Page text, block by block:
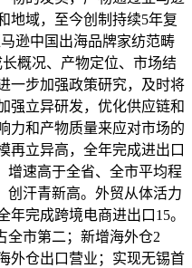
地域，至今创制持续5年复
逊中国出海品牌家纺范畴
概况、产物定位、市场结
一步加强政策研究，及时将
强立异研发，优化供应链和
力和产物质量来应对市场的
再立异高，全年完成进出口
增速高于全省、全市平均程
创汗青新高。外贸从体活力
完成跨境电商进出口15。
全市第二；新增海外仓2
外仓出口营业；实现无锡首